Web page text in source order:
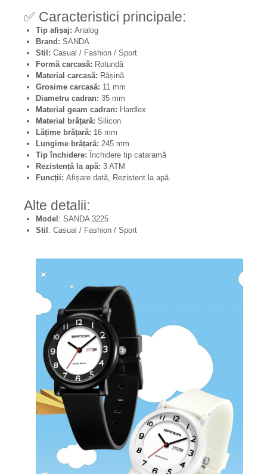
✅ Caracteristici principale:
Tip afișaj: Analog
Brand: SANDA
Stil: Casual / Fashion / Sport
Formă carcasă: Rotundă
Material carcasă: Rășină
Grosime carcasă: 11 mm
Diametru cadran: 35 mm
Material geam cadran: Hardlex
Material brățară: Silicon
Lățime brățară: 16 mm
Lungime brățară: 245 mm
Tip închidere: Închidere tip cataramă
Rezistență la apă: 3 ATM
Funcții: Afișare dată, Rezistent la apă.
Alte detalii:
Model : SANDA 3225
Stil : Casual / Fashion / Sport